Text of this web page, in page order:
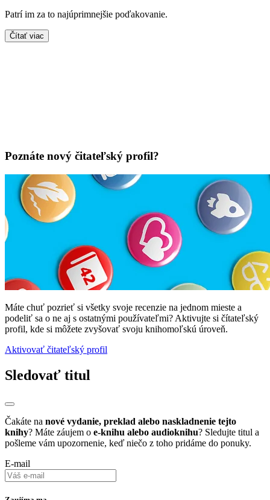
Patrí im za to najúprimnejšie poďakovanie.
Čítať viac
Poznáte nový čitateľský profil?
Máte chuť pozrieť si všetky svoje recenzie na jednom mieste a
podeliť sa o ne aj s ostatnými používateľmi? Aktivujte si čítateľský
profil, kde si môžete zvyšovať svoju knihomoľskú úroveň.
Aktivovať čitateľský profil
Sledovať titul
Čakáte na nové vydanie, preklad alebo naskladnenie tejto
knihy? Máte záujem o e-knihu alebo audioknihu? Sledujte titul a
pošleme vám upozornenie, keď niečo z toho pridáme do ponuky.
E-mail